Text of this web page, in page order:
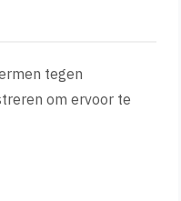
tegen
om ervoor te